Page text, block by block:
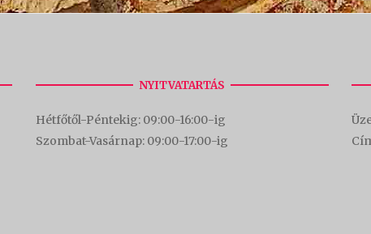
NYITVATARTÁS
Hétfőtől-Péntekig: 09:00-16:00-ig
Szombat-Vasárnap: 09:00-17:00-ig